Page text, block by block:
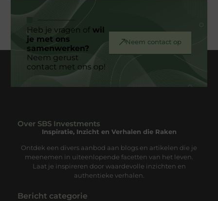
Heb je vragen ofwil
je met ons
samenwerken?
Neem gerust
contact met ons op!
Neem contact op
Over SBS Investments
Inspiratie, Inzicht en Verhalen die Raken
Ontdek een divers aanbod aan blogs en artikelen die je
meenemen in uiteenlopende facetten van het leven.
Laat je inspireren door waardevolle inzichten en
authentieke verhalen.
Bericht categorie